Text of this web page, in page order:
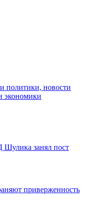
политики, новости
экономики
занял пост
приверженность